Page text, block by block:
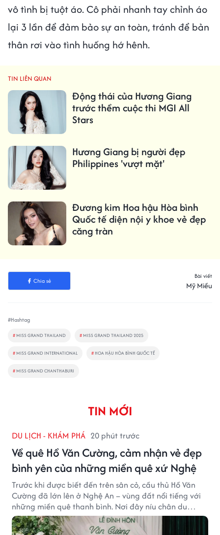
vô tình bị tuột áo. Cô phải nhanh tay chỉnh áo
lại 3 lần để đảm bảo sự an toàn, tránh để bản
thân rơi vào tình huống hớ hênh.
TIN LIÊN QUAN
Động thái của Hương Giang
trước thềm cuộc thi MGI All
Stars
Hương Giang bị người đẹp
Philippines 'vượt mặt'
Đương kim Hoa hậu Hòa bình
Quốc tế diện nội y khoe vẻ đẹp
căng tràn
Chia sẻ
Bài viết
Mỹ Miều
#Hashtag
# MISS GRAND THAILAND # MISS GRAND THAILAND 2025
# MISS GRAND INTERNATIONAL # HOA HẬU HÒA BÌNH QUỐC TẾ
# MISS GRAND CHANTHABURI
TIN MỚI
DU LỊCH - KHÁM PHÁ 20 phút trước
Về quê Hồ Văn Cường, cảm nhận vẻ đẹp
bình yên của những miền quê xứ Nghệ
Trước khi được biết đến trên sân cỏ, cầu thủ Hồ Văn
Cường đã lớn lên ở Nghệ An – vùng đất nổi tiếng với
những miền quê thanh bình. Nơi đây níu chân du
khách bằng cánh đồng xanh, làng quê yên ả và nhịp
sống chậm đầy bình yên.